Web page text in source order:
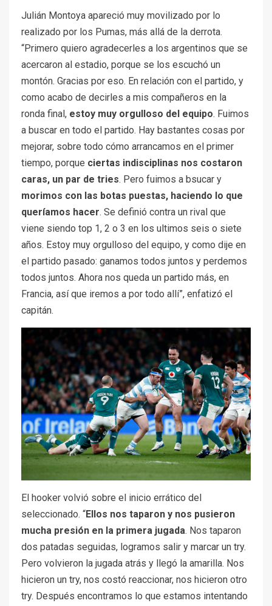
Julián Montoya apareció muy movilizado por lo
realizado por los Pumas, más allá de la derrota.
“Primero quiero agradecerles a los argentinos que se
acercaron al estadio, porque se los escuchó un
montón. Gracias por eso. En relación con el partido, y
como acabo de decirles a mis compañeros en la
ronda final, estoy muy orgulloso del equipo. Fuimos
a buscar en todo el partido. Hay bastantes cosas por
mejorar, sobre todo cómo arrancamos en el primer
tiempo, porque ciertas indisciplinas nos costaron
caras, un par de tries. Pero fuimos a bsucar y
morimos con las botas puestas, haciendo lo que
queríamos hacer. Se definió contra un rival que
viene siendo top 1, 2 o 3 en los ultimos seis o siete
años. Estoy muy orgulloso del equipo, y como dije en
el partido pasado: ganamos todos juntos y perdemos
todos juntos. Ahora nos queda un partido más, en
Francia, así que iremos a por todo allí”, enfatizó el
capitán.
El hooker volvió sobre el inicio errático del
seleccionado. “Ellos nos taparon y nos pusieron
mucha presión en la primera jugada. Nos taparon
dos patadas seguidas, logramos salir y marcar un try.
Pero volvieron la jugada atrás y llegó la amarilla. Nos
hicieron un try, nos costó reaccionar, nos hicieron otro
try. Después encontramos lo que estamos intentando